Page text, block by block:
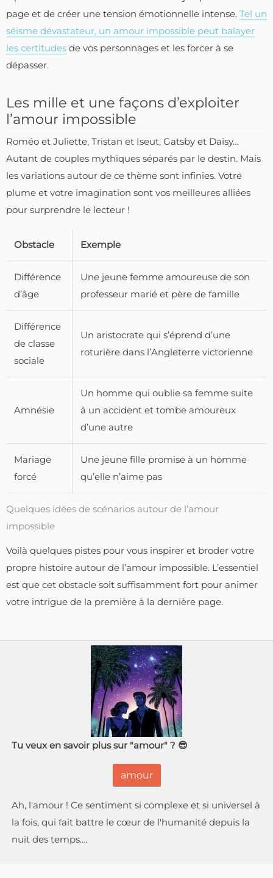
page et de créer une tension émotionnelle intense. Tel un
séisme dévastateur, un amour impossible peut balayer
les certitudes de vos personnages et les forcer à se
dépasser.
Les mille et une façons d’exploiter
l’amour impossible
Roméo et Juliette, Tristan et Iseut, Gatsby et Daisy…
Autant de couples mythiques séparés par le destin. Mais
les variations autour de ce thème sont infinies. Votre
plume et votre imagination sont vos meilleures alliées
pour surprendre le lecteur !
Quelques idées de scénarios autour de l’amour
impossible
Obstacle Exemple
Différence
d’âge
Une jeune femme amoureuse de son
professeur marié et père de famille
Différence
de classe
sociale
Un aristocrate qui s’éprend d’une
roturière dans l’Angleterre victorienne
Amnésie
Un homme qui oublie sa femme suite
à un accident et tombe amoureux
d’une autre
Mariage
forcé
Une jeune fille promise à un homme
qu’elle n’aime pas
Voilà quelques pistes pour vous inspirer et broder votre
propre histoire autour de l’amour impossible. L’essentiel
est que cet obstacle soit suffisamment fort pour animer
votre intrigue de la première à la dernière page.
Tu veux en savoir plus sur "amour" ? 😎
amour
Ah, l'amour ! Ce sentiment si complexe et si universel à
la fois, qui fait battre le cœur de l'humanité depuis la
nuit des temps.…